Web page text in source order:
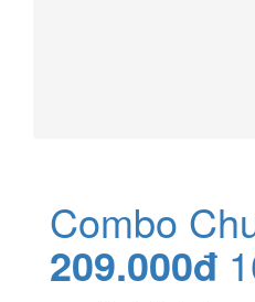
Combo
209.000đ